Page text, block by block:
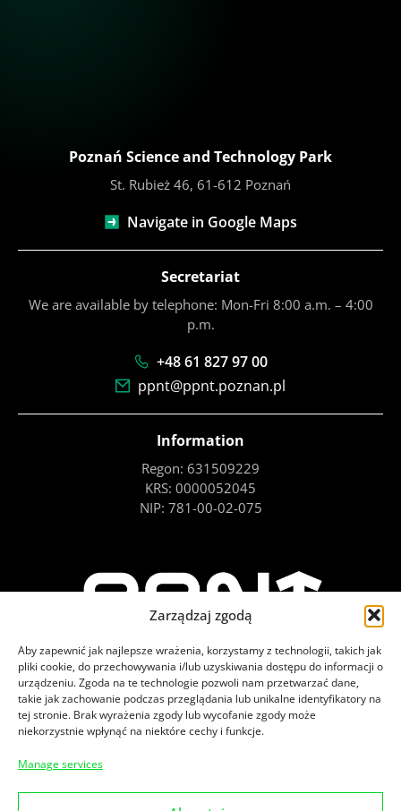
Zarządzaj zgodą
Aby zapewnić jak najlepsze wrażenia, korzystamy z technologii, takich jak
pliki cookie, do przechowywania i/lub uzyskiwania dostępu do informacji o
urządzeniu. Zgoda na te technologie pozwoli nam przetwarzać dane,
takie jak zachowanie podczas przeglądania lub unikalne identyfikatory na
tej stronie. Brak wyrażenia zgody lub wycofanie zgody może
niekorzystnie wpłynąć na niektóre cechy i funkcje.
Manage services
Poznań Science and Technology Park
St. Rubież 46, 61-612 Poznań
Navigate in Google Maps
Secretariat
We are available by telephone: Mon-Fri 8:00 a.m. – 4:00
p.m.
+48 61 827 97 00
ppnt@ppnt.poznan.pl
Information
Regon: 631509229
KRS: 0000052045
NIP: 781-00-02-075
Check out our social media